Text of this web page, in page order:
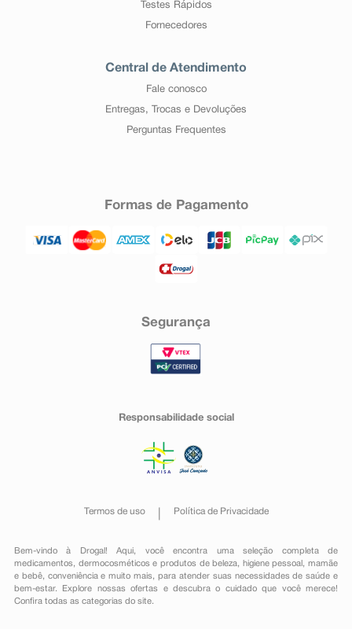
Testes Rápidos
Fornecedores
Central de Atendimento
Fale conosco
Entregas, Trocas e Devoluções
Perguntas Frequentes
Formas de Pagamento
Segurança
Responsabilidade social
Termos de uso Política de Privacidade
Bem-vindo à Drogal! Aqui, você encontra uma seleção completa de
medicamentos , dermocosméticos e produtos de beleza, higiene pessoal ,mamãe
e bebê, conveniênciae muito mais, para atender suas necessidades de saúde e
bem-estar. Explore nossas ofertas e descubra o cuidado que você merece!
Confira todas as categorias do site.